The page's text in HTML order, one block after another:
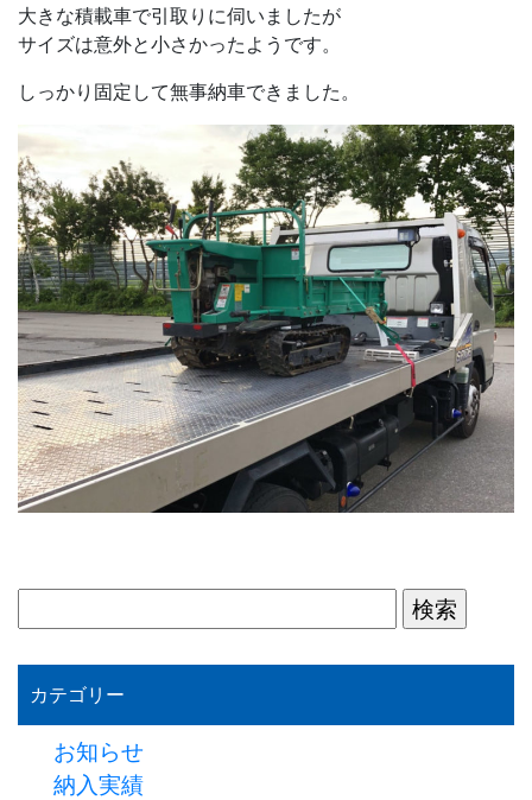
大きな積載車で引取りに伺いましたが
サイズは意外と小さかったようです。
しっかり固定して無事納車できました。
索:
カテゴリー
お知らせ
納入実績